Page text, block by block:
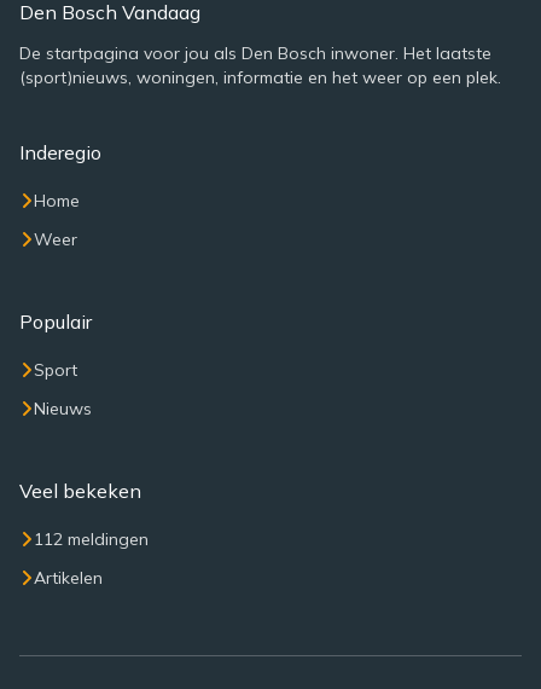
Den Bosch Vandaag
De startpagina voor jou als Den Bosch inwoner. Het laatste
(sport)nieuws, woningen, informatie en het weer op een plek.
Inderegio
Home
Weer
Populair
Sport
Nieuws
Veel bekeken
112 meldingen
Artikelen